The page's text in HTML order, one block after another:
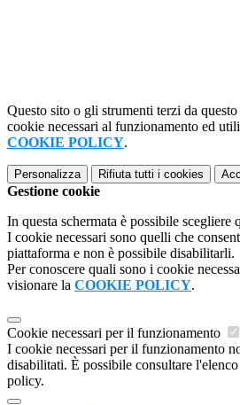
Questo sito o gli strumenti terzi da
cookie necessari al funzionamento ed
COOKIE POLICY.
Personalizza Rifiuta tutti i cookies
Gestione cookie
In questa schermata è possibile scegliere
I cookie necessari sono quelli che
piattaforma e non è possibile disabilitarli.
Per conoscere quali sono i cookie
visionare la COOKIE POLICY.
Cookie necessari per il funzionamento
I cookie necessari per il funzionamento
disabilitati. È possibile consultare
policy.